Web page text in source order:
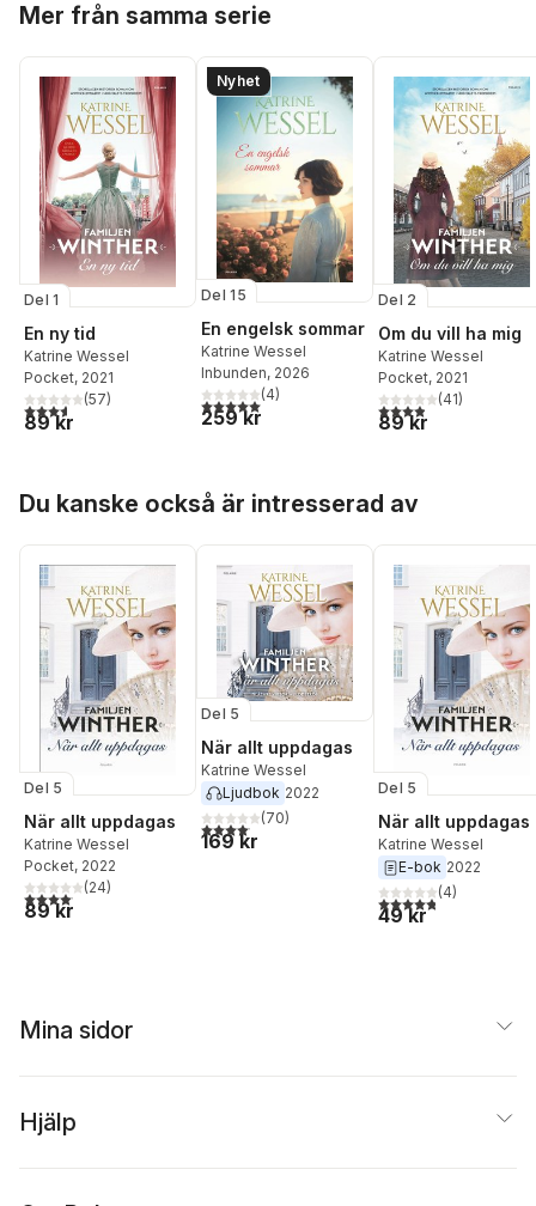
Mer från samma serie
Del 1
En ny tid
Katrine Wessel
Pocket, 2021
3,6utav 5 stjärnor. Totalt antal röster:
(57)
89 kr
Nyhet
Del 15
En engelsk sommar
Katrine Wessel
Inbunden, 2026
5,0utav 5 stjärnor. Totalt antal röster:
(4)
259 kr
Del 2
Om du vill ha mig
Katrine Wessel
Pocket, 2021
3,9utav 5 stjärnor.
(41)
89 kr
Du kanske också är intresserad av
Del 5
När allt uppdagas
Katrine Wessel
Pocket, 2022
4,1utav 5 stjärnor. Totalt antal röster:
(24)
89 kr
Del 5
När allt uppdagas
Katrine Wessel
Ljudbok 2022
4,1utav 5 stjärnor. Totalt antal röster:
(70)
169 kr
Del 5
När allt uppdagas
Katrine Wessel
E-bok 2022
4,8utav 5 stjärnor.
(4)
49 kr
Mina sidor
Hjälp